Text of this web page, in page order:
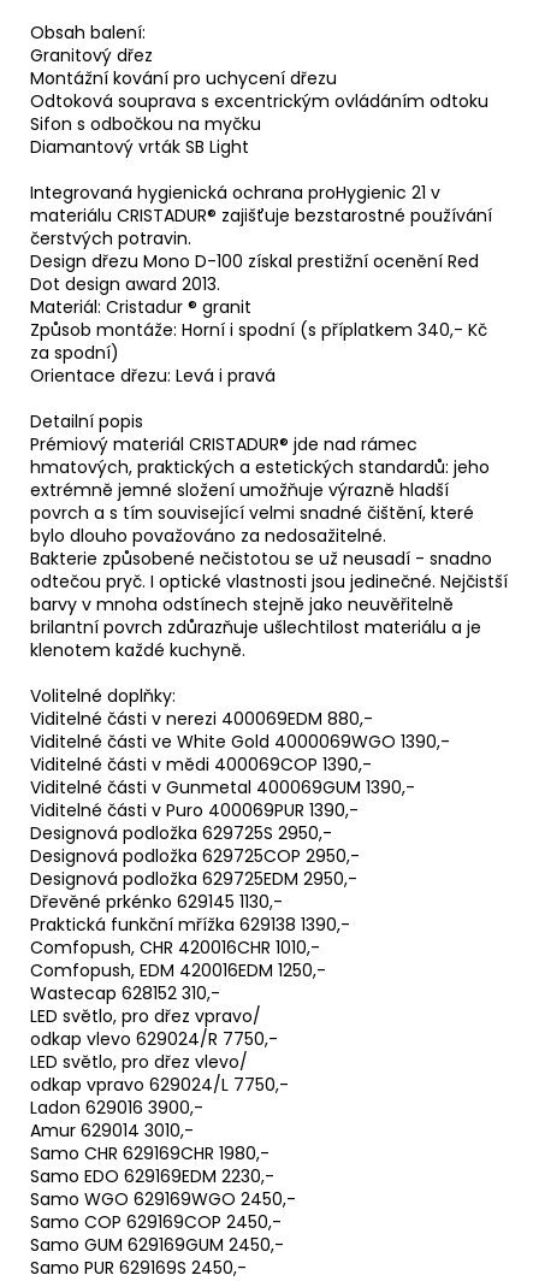
Obsah balení:
Granitový dřez
Montážní kování pro uchycení dřezu
Odtoková souprava s excentrickým ovládáním odtoku
Sifon s odbočkou na myčku
Diamantový vrták SB Light
Integrovaná hygienická ochrana proHygienic 21 v
materiálu CRISTADUR® zajišťuje bezstarostné používání
čerstvých potravin.
Design dřezu Mono D-100 získal prestižní ocenění Red
Dot design award 2013.
Materiál: Cristadur ® granit
Způsob montáže: Horní i spodní (s příplatkem 340,- Kč
za spodní)
Orientace dřezu: Levá i pravá
Detailní popis
Prémiový materiál CRISTADUR® jde nad rámec
hmatových, praktických a estetických standardů: jeho
extrémně jemné složení umožňuje výrazně hladší
povrch a s tím související velmi snadné čištění, které
bylo dlouho považováno za nedosažitelné.
Bakterie způsobené nečistotou se už neusadí - snadno
odtečou pryč. I optické vlastnosti jsou jedinečné. Nejčistší
barvy v mnoha odstínech stejně jako neuvěřitelně
brilantní povrch zdůrazňuje ušlechtilost materiálu a je
klenotem každé kuchyně.
Volitelné doplňky:
Viditelné části v nerezi 400069EDM 880,-
Viditelné části ve White Gold 4000069WGO 1390,-
Viditelné části v mědi 400069COP 1390,-
Viditelné části v Gunmetal 400069GUM 1390,-
Viditelné části v Puro 400069PUR 1390,-
Designová podložka 629725S 2950,-
Designová podložka 629725COP 2950,-
Designová podložka 629725EDM 2950,-
Dřevěné prkénko 629145 1130,-
Praktická funkční mřížka 629138 1390,-
Comfopush, CHR 420016CHR 1010,-
Comfopush, EDM 420016EDM 1250,-
Wastecap 628152 310,-
LED světlo, pro dřez vpravo/
odkap vlevo 629024/R 7750,-
LED světlo, pro dřez vlevo/
odkap vpravo 629024/L 7750,-
Ladon 629016 3900,-
Amur 629014 3010,-
Samo CHR 629169CHR 1980,-
Samo EDO 629169EDM 2230,-
Samo WGO 629169WGO 2450,-
Samo COP 629169COP 2450,-
Samo GUM 629169GUM 2450,-
Samo PUR 629169S 2450,-